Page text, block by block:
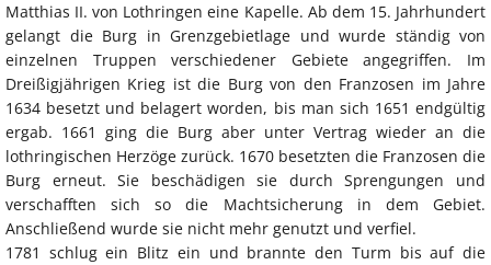
Matthias II. von Lothringen eine Kapelle. Ab dem 15. Jahrhundert
gelangt die Burg in Grenzgebietlage und wurde ständig von
einzelnen Truppen verschiedener Gebiete angegriffen. Im
Dreißigjährigen Krieg ist die Burg von den Franzosen im Jahre
1634 besetzt und belagert worden, bis man sich 1651 endgültig
ergab. 1661 ging die Burg aber unter Vertrag wieder an die
lothringischen Herzöge zurück. 1670 besetzten die Franzosen die
Burg erneut. Sie beschädigen sie durch Sprengungen und
verschafften sich so die Machtsicherung in dem Gebiet.
Anschließend wurde sie nicht mehr genutzt und verfiel.
1781 schlug ein Blitz ein und brannte den Turm bis auf die